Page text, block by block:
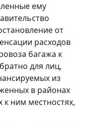
ему
от
расходов
багажа к
для лиц,
из
в районах
ним местностях,